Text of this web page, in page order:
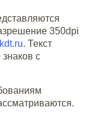
350dpi
. Текст
с